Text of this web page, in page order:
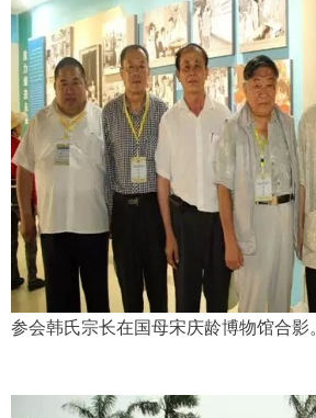
参会韩氏宗长在国母宋庆龄博物馆合影。